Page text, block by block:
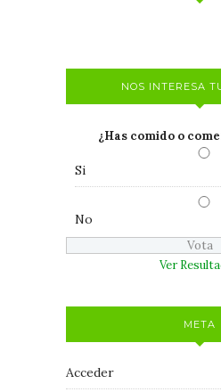
NOS INTERESA
¿Has comido o
Si
No
Ver
META
Acceder